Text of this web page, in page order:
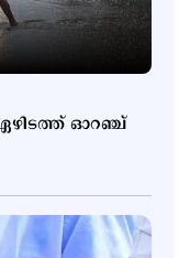
ഓറഞ്ച്